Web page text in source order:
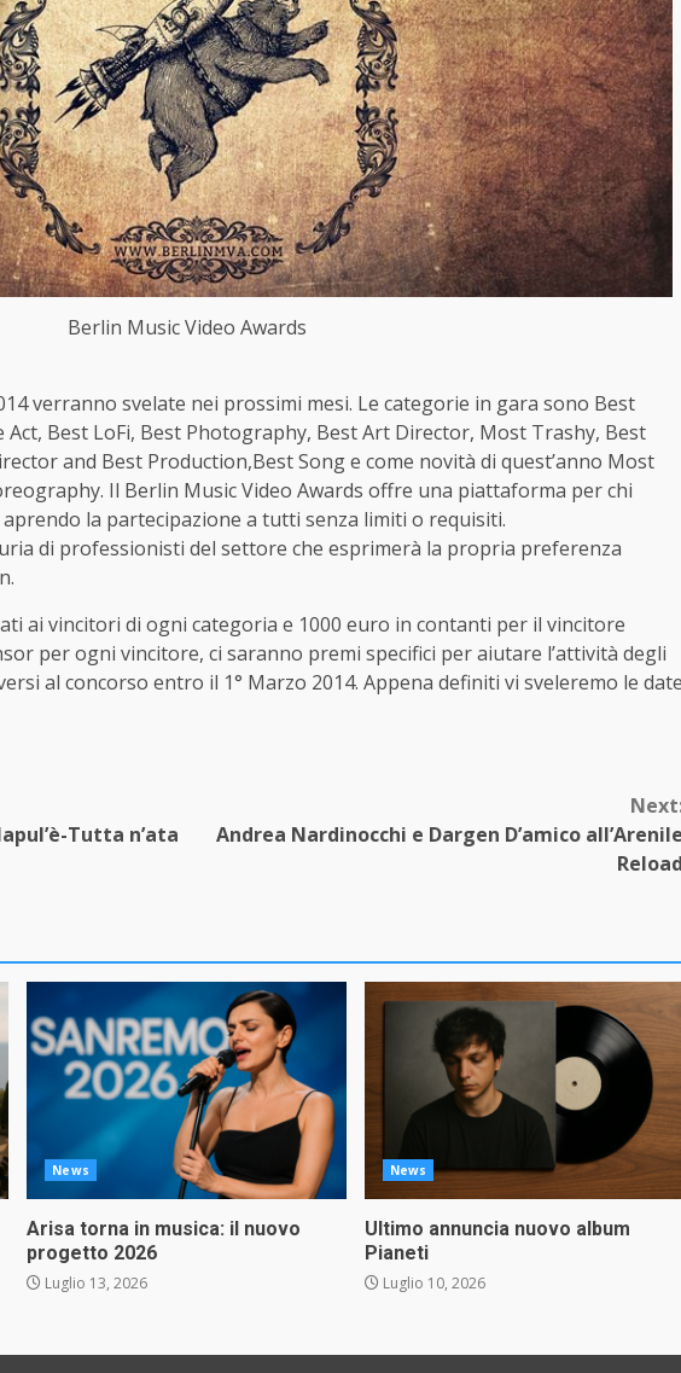
Berlin Music Video Awards
verranno svelate nei prossimi mesi. Le categorie in gara sono Best
Act, Best LoFi, Best Photography, Best Art Director, Most Trashy, Best
and Best Production,Best Song e come novità di quest’anno Most
Il Berlin Music Video Awards offre una piattaforma per chi
la partecipazione a tutti senza limiti o requisiti.
di professionisti del settore che esprimerà la propria preferenza
ai vincitori di ogni categoria e 1000 euro in contanti per il vincitore
per ogni vincitore, ci saranno premi specifici per aiutare l’attività degli
al concorso entro il 1° Marzo 2014. Appena definiti vi sveleremo le
Tutta n’ata
Andrea Nardinocchi e Dargen D’amico
News
Arisa torna in musica: il nuovo
progetto 2026
Luglio 13, 2026
News
Ultimo annuncia nuovo album
Pianeti
Luglio 10, 2026